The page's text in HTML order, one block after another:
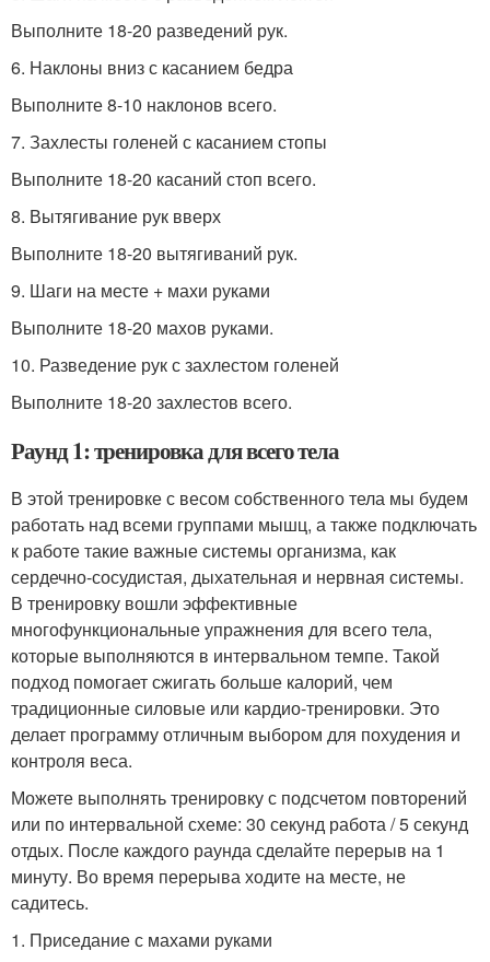
Выполните 18-20 разведений рук.
6. Наклоны вниз с касанием бедра
Выполните 8-10 наклонов всего.
7. Захлесты голеней с касанием стопы
Выполните 18-20 касаний стоп всего.
8. Вытягивание рук вверх
Выполните 18-20 вытягиваний рук.
9. Шаги на месте + махи руками
Выполните 18-20 махов руками.
10. Разведение рук с захлестом голеней
Выполните 18-20 захлестов всего.
Раунд 1: тренировка для всего тела
В этой тренировке с весом собственного тела мы будем
работать над всеми группами мышц, а также подключать
к работе такие важные системы организма, как
сердечно-сосудистая, дыхательная и нервная системы.
В тренировку вошли эффективные
многофункциональные упражнения для всего тела,
которые выполняются в интервальном темпе. Такой
подход помогает сжигать больше калорий, чем
традиционные силовые или кардио-тренировки. Это
делает программу отличным выбором для похудения и
контроля веса.
Можете выполнять тренировку с подсчетом повторений
или по интервальной схеме: 30 секунд работа / 5 секунд
отдых. После каждого раунда сделайте перерыв на 1
минуту. Во время перерыва ходите на месте, не
садитесь.
1. Приседание с махами руками